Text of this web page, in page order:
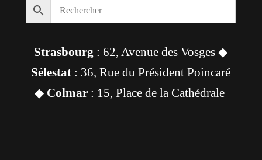
Strasbourg : 62, Avenue des Vosges ◆
Sélestat : 36, Rue du Président Poincaré
◆ Colmar: 15, Place de la Cathédrale